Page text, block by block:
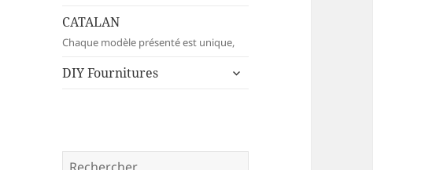
menu
CATALAN
Chaque modèle présenté est unique,
DIY Fournitures
ouvrir
Rechercher :